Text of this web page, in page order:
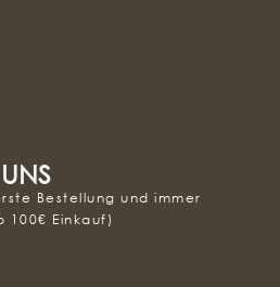
Bestellung und immer
Einkauf)